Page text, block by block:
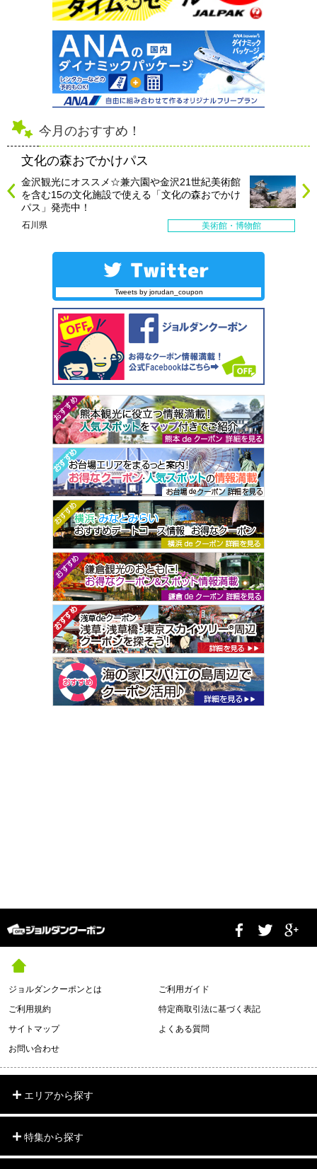
今月のおすすめ！
文化の森おでかけパス
金沢観光にオススメ☆兼六園や金沢21世紀美術館
を含む15の文化施設で使える「文化の森おでかけ
パス」発売中！
石川県 美術館・博物館
Tweets by jorudan_coupon
ジョルダンクーポンとは
ご利用ガイド
ご利用規約
特定商取引法に基づく表記
サイトマップ
よくある質問
お問い合わせ
エリアから探す
特集から探す